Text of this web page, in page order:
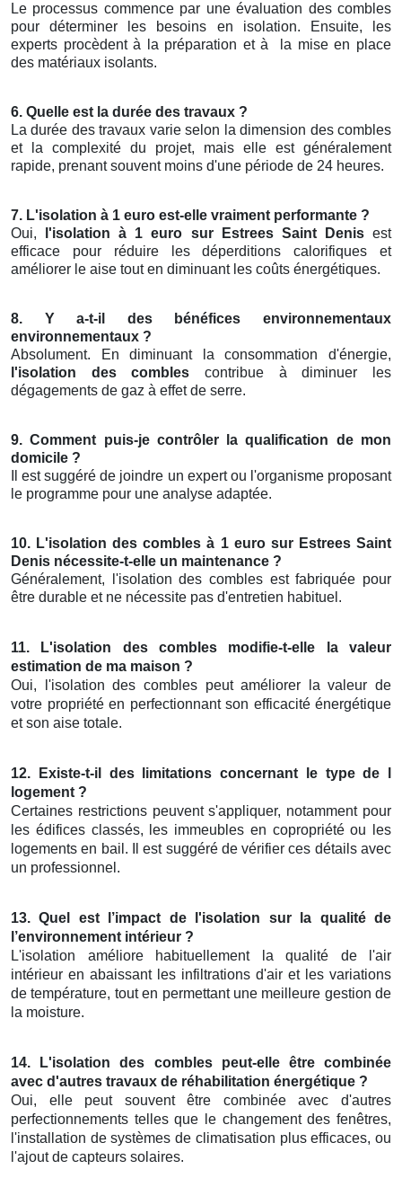
Le processus commence par une évaluation des combles
pour déterminer les besoins en isolation. Ensuite, les
experts procèdent à la préparation et à
la mise en place
des matériaux isolants.
6. Quelle est la durée des travaux ?
La durée des travaux varie selon la dimension des combles
et la complexité du projet, mais elle est généralement
rapide, prenant souvent moins d'une période de 24 heures.
7. L'isolation à 1 euro est-elle vraiment performante ?
Oui,
l'isolation à 1 euro sur Estrees Saint Denisest
efficace pour réduire les déperditions calorifiques et
améliorer le aise tout en diminuant les coûts énergétiques.
8. Y a-t-il des bénéfices environnementaux
environnementaux ?
Absolument. En diminuant la consommation d'énergie,
l'isolation des combles contribue à diminuer les
dégagements de gaz à effet de serre.
9. Comment puis-je contrôler la qualification de mon
domicile ?
Il est suggéré de joindre un expert ou l'organisme proposant
le programme pour une analyse adaptée.
10. L'isolation des combles à 1 euro sur Estrees Saint
Denis nécessite-t-elle un maintenance ?
Généralement, l'isolation des combles est fabriquée pour
être durable et ne nécessite pas d'entretien habituel.
11. L'isolation des combles modifie-t-elle la valeur
estimation de ma maison ?
Oui, l'isolation des combles peut améliorer la valeur de
votre propriété en perfectionnant son efficacité énergétique
et son aise totale.
12. Existe-t-il des limitations concernant le type de l
logement ?
Certaines restrictions peuvent s'appliquer, notamment pour
les édifices classés, les immeubles en copropriété ou les
logements en bail. Il est suggéré de vérifier ces détails avec
un professionnel.
13. Quel est l’impact de l'isolation sur la qualité de
l’environnement intérieur ?
L'isolation améliore habituellement la qualité de l'air
intérieur en abaissant les infiltrations d'air et les variations
de température, tout en permettant une meilleure gestion de
la moisture.
14. L'isolation des combles peut-elle être combinée
avec d'autres travaux de réhabilitation énergétique ?
Oui, elle peut souvent être combinée avec d'autres
perfectionnements telles que le changement des fenêtres,
l'installation de systèmes de climatisation plus efficaces, ou
l'ajout de capteurs solaires.